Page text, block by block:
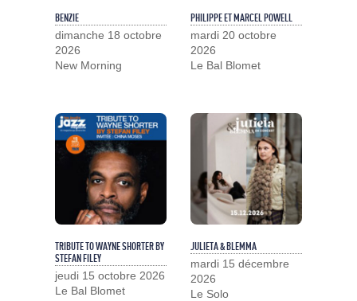
BENZIE
dimanche 18 octobre
2026
New Morning
PHILIPPE ET MARCEL POWELL
mardi 20 octobre
2026
Le Bal Blomet
TRIBUTE TO WAYNE SHORTER BY
STEFAN FILEY
jeudi 15 octobre 2026
Le Bal Blomet
JULIETA & BLEMMA
mardi 15 décembre
2026
Le Solo